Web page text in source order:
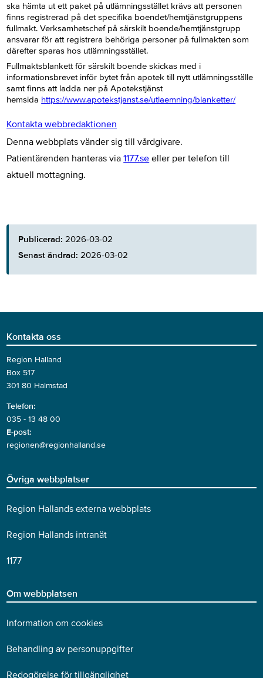
ska hämta ut ett paket på utlämningsstället krävs att personen
finns registrerad på det specifika boendet/hemtjänstgruppens
fullmakt. Verksamhetschef på särskilt boende/hemtjänstgrupp
ansvarar för att registrera behöriga personer på fullmakten som
därefter sparas hos utlämningsstället.
Fullmaktsblankett för särskilt boende skickas med i
informationsbrevet inför bytet från apotek till nytt utlämningsställe
samt finns att ladda ner på Apotekstjänst
hemsida https://www.apotekstjanst.se/utlaemning/blanketter/
Kontakta webbredaktionen
Denna webbplats vänder sig till vårdgivare.
Patientärenden hanteras via1177.se eller per telefon till
aktuell mottagning.
Publicerad: 2026-03-02
Senast ändrad: 2026-03-02
Kontakta oss
Region Halland
Box 517
301 80 Halmstad
Telefon:
035 - 13 48 00
E-post:
regionen@regionhalland.se
Övriga webbplatser
Region Hallands externa webbplats
Region Hallands intranät
1177
Om webbplatsen
Information om cookies
Behandling av personuppgifter
Redogörelse för tillgänglighet